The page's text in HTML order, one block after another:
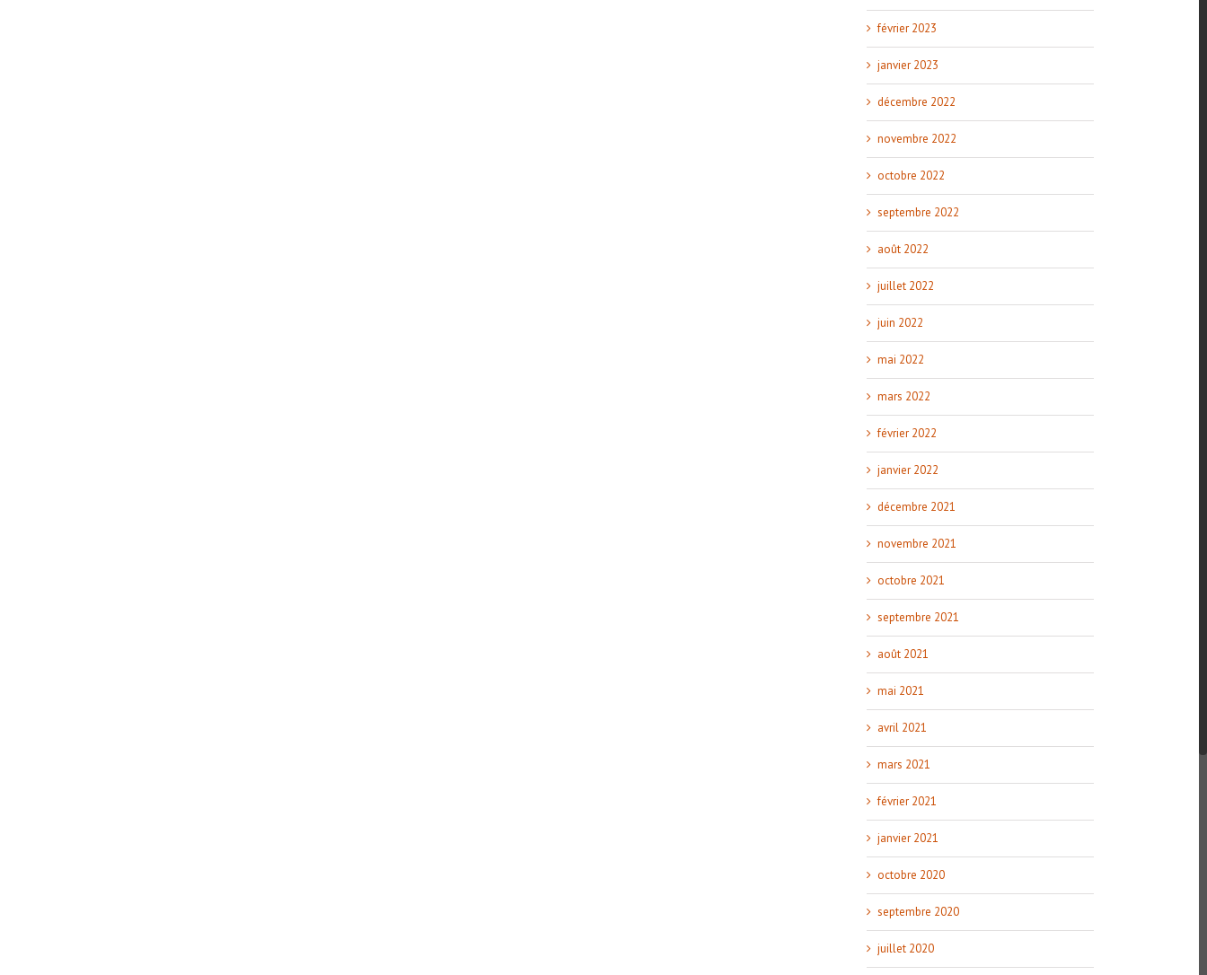
février 2023
janvier 2023
décembre 2022
novembre 2022
octobre 2022
septembre 2022
août 2022
juillet 2022
juin 2022
mai 2022
mars 2022
février 2022
janvier 2022
décembre 2021
novembre 2021
octobre 2021
septembre 2021
août 2021
mai 2021
avril 2021
mars 2021
février 2021
janvier 2021
octobre 2020
septembre 2020
juillet 2020